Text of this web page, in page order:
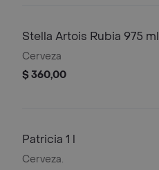
Stella Artois Rubia 975 ml
Cerveza
$ 360,00
Patricia 1 l
Cerveza.